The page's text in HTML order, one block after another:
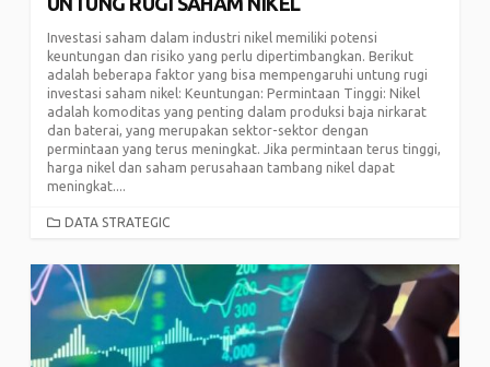
Investasi saham dalam industri nikel memiliki potensi
keuntungan dan risiko yang perlu dipertimbangkan. Berikut
adalah beberapa faktor yang bisa mempengaruhi untung rugi
investasi saham nikel: Keuntungan: Permintaan Tinggi: Nikel
adalah komoditas yang penting dalam produksi baja nirkarat
dan baterai, yang merupakan sektor-sektor dengan
permintaan yang terus meningkat. Jika permintaan terus tinggi,
harga nikel dan saham perusahaan tambang nikel dapat
meningkat....
CATEGORIES
DATA STRATEGIC